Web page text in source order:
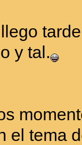
y tal.
el tema